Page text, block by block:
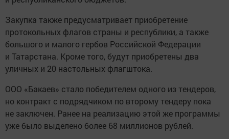
Закупка также предусматривает приобретение
протокольных флагов страны и республики, а также
большого и малого гербов Российской Федерации
и Татарстана. Кроме того, будут приобретены два
уличных и 20 настольных флагштока.
ООО «Бакаев» стало победителем одного из тендеров,
но контракт с подрядчиком по второму тендеру пока
не заключен. Ранее на реализацию этой же программы
уже было выделено более 68 миллионов рублей.